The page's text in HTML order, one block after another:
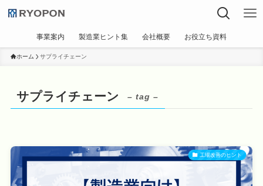
事業案内 製造業ヒント集 会社概要 お役立ち資料
ホーム サプライチェーン
サプライチェーン – tag –
工場改善のヒント